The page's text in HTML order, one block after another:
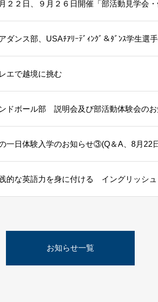
ダンス部、USAﾁｱﾘｰﾃﾞｨﾝｸﾞ＆ﾀﾞﾝｽ学生選
エで越境に挑む
ドボール部 説明会及び部活動体験会のお
一日体験入学のお知らせ③(Q＆A、8月22
的な英語力を身に付ける イングリッシ
お知らせ一覧